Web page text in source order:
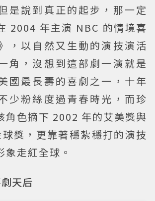
是說到真正的起步，那一定
2004 年主演 NBC 的情境喜
，以自然又生動的演技演活
角，沒想到這部劇一演就是
國最長壽的喜劇之一，十年
少粉絲度過青春時光，而珍
角色摘下 2002 年的艾美獎與
獎，更靠著穩紮穩打的演技
走紅全球。
天后